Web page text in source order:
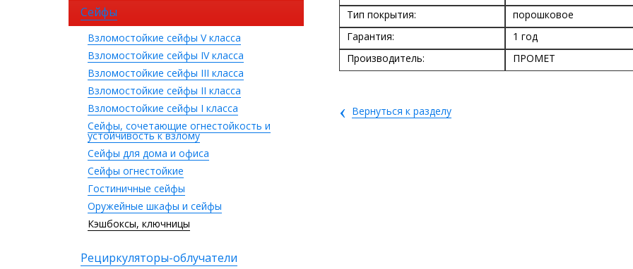
Сейфы
Взломостойкие сейфы V класса
Взломостойкие сейфы IV класса
Взломостойкие сейфы III класса
Взломостойкие сейфы II класса
Взломостойкие сейфы I класса
Сейфы, сочетающие огнестойкость и
устойчивость к взлому
Сейфы для дома и офиса
Сейфы огнестойкие
Гостиничные сейфы
Оружейные шкафы и сейфы
Кэшбоксы, ключницы
Рециркуляторы-облучатели
Тип покрытия:
порошковое
Гарантия:
1 год
Производитель:
ПРОМЕТ
‹ Вернуться к разделу